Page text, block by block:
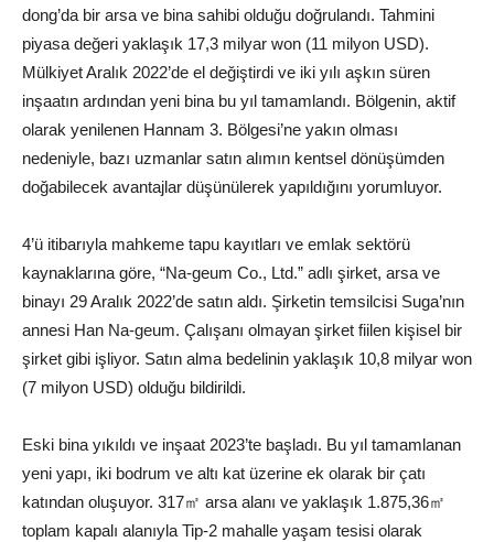
dong’da bir arsa ve bina sahibi olduğu doğrulandı. Tahmini
piyasa değeri yaklaşık 17,3 milyar won (11 milyon USD).
Mülkiyet Aralık 2022’de el değiştirdi ve iki yılı aşkın süren
inşaatın ardından yeni bina bu yıl tamamlandı. Bölgenin, aktif
olarak yenilenen Hannam 3. Bölgesi’ne yakın olması
nedeniyle, bazı uzmanlar satın alımın kentsel dönüşümden
doğabilecek avantajlar düşünülerek yapıldığını yorumluyor.
4’ü itibarıyla mahkeme tapu kayıtları ve emlak sektörü
kaynaklarına göre, “Na-geum Co., Ltd.” adlı şirket, arsa ve
binayı 29 Aralık 2022’de satın aldı. Şirketin temsilcisi Suga’nın
annesi Han Na-geum. Çalışanı olmayan şirket fiilen kişisel bir
şirket gibi işliyor. Satın alma bedelinin yaklaşık 10,8 milyar won
(7 milyon USD) olduğu bildirildi.
Eski bina yıkıldı ve inşaat 2023’te başladı. Bu yıl tamamlanan
yeni yapı, iki bodrum ve altı kat üzerine ek olarak bir çatı
katından oluşuyor. 317㎡ arsa alanı ve yaklaşık 1.875,36㎡
toplam kapalı alanıyla Tip-2 mahalle yaşam tesisi olarak